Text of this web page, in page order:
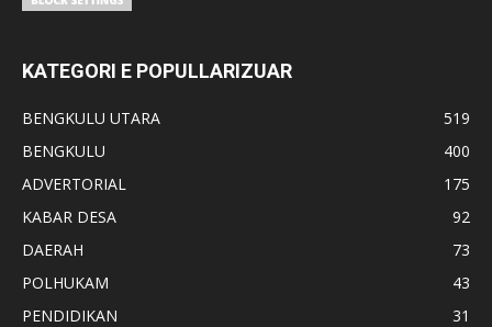
KATEGORI E POPULLARIZUAR
BENGKULU UTARA
519
BENGKULU
400
ADVERTORIAL
175
KABAR DESA
92
DAERAH
73
POLHUKAM
43
PENDIDIKAN
31